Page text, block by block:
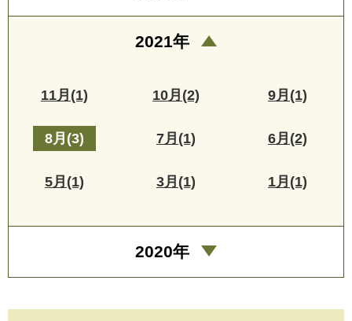
2021年
11月(1) 10月(2) 9月(1)
8月(3) 7月(1) 6月(2)
5月(1) 3月(1) 1月(1)
2020年